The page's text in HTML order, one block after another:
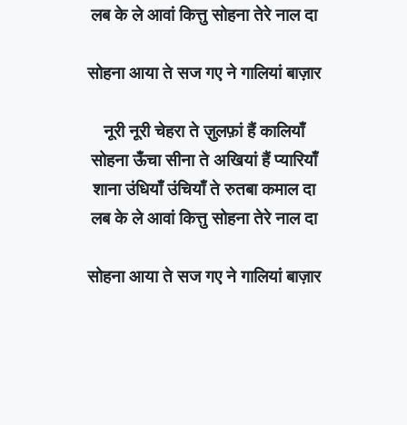
लब के ले आवां कित्तु सोहना तेरे नाल दा
सोहना आया ते सज गए ने गालियां बाज़ार
नूरी नूरी चेहरा ते ज़ुलफ़ां हैं कालियाँ
सोहना ऊँचा सीना ते अखियां हैं प्यारियाँ
शाना उंधियाँ उंचियाँ ते रुतबा कमाल दा
लब के ले आवां कित्तु सोहना तेरे नाल दा
सोहना आया ते सज गए ने गालियां बाज़ार